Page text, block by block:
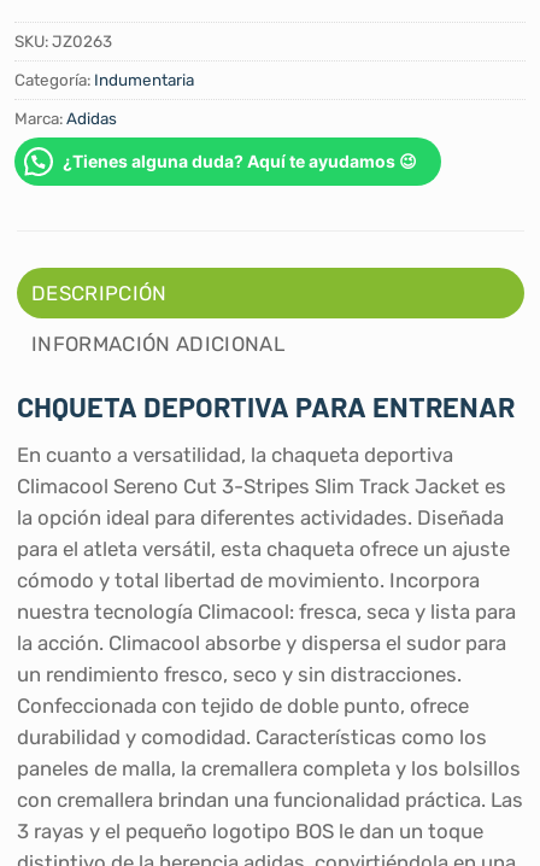
SKU:JZ0263
Categoría: Indumentaria
Marca:Adidas
¿Tienes alguna duda? Aquí te ayudamos 😉
DESCRIPCIÓN
INFORMACIÓN ADICIONAL
CHQUETA DEPORTIVA PARA ENTRENAR
En cuanto a versatilidad, la chaqueta deportiva
Climacool Sereno Cut 3-Stripes Slim Track Jacket es
la opción ideal para diferentes actividades. Diseñada
para el atleta versátil, esta chaqueta ofrece un ajuste
cómodo y total libertad de movimiento. Incorpora
nuestra tecnología Climacool: fresca, seca y lista para
la acción. Climacool absorbe y dispersa el sudor para
un rendimiento fresco, seco y sin distracciones.
Confeccionada con tejido de doble punto, ofrece
durabilidad y comodidad. Características como los
paneles de malla, la cremallera completa y los bolsillos
con cremallera brindan una funcionalidad práctica. Las
3 rayas y el pequeño logotipo BOS le dan un toque